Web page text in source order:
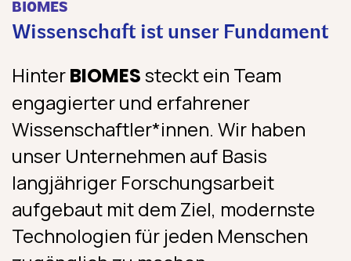
BIOMES
Wissenschaft ist unser Fundament
HinterBIOMESsteckt ein Team
engagierter und erfahrener
Wissenschaftler*innen. Wir haben
unser Unternehmen auf Basis
langjähriger Forschungsarbeit
aufgebaut mit dem Ziel, modernste
Technologien für jeden Menschen